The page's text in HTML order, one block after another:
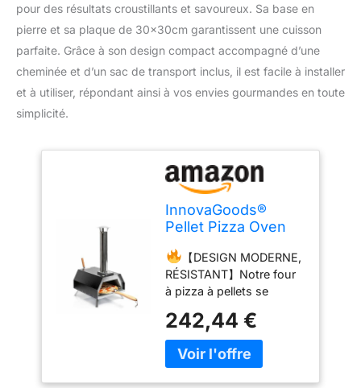
pour des résultats croustillants et savoureux. Sa base en
pierre et sa plaque de 30x30cm garantissent une cuisson
parfaite. Grâce à son design compact accompagné d’une
cheminée et d’un sac de transport inclus, il est facile à installer
et à utiliser, répondant ainsi à vos envies gourmandes en toute
simplicité.
InnovaGoods®
Pellet Pizza Oven
four à pizza avec
base en pierre Ø
0cm max. cuisson
rapide jusqu'à
500ºC et plaque à
pizza 30x30cm.
Comprend une
cheminée et un sac
【DESIGN MODERNE,
RÉSISTANT】Notre four
à pizza à pellets se
et son design élégant en
acier inoxydable. Ce four
portable vous permet de
242,44 €